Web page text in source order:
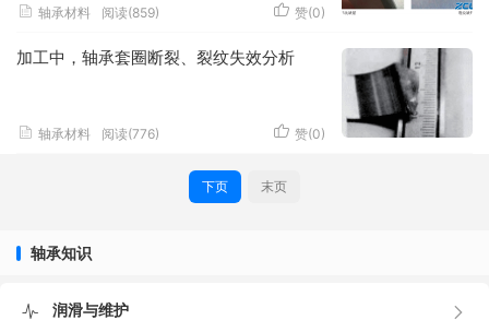
赞(0)
轴承材料 阅读(859)
加工中，轴承套圈断裂、裂纹失效分析
赞(0)
轴承材料 阅读(776)
下页 末页
轴承知识
润滑与维护